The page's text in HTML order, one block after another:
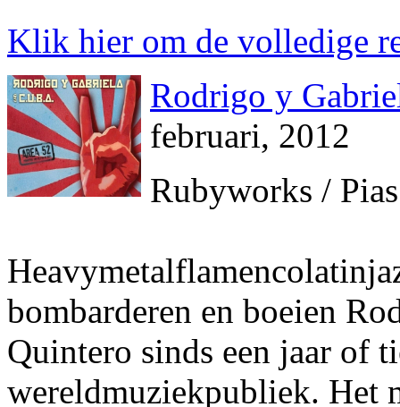
Klik hier om de volledige
Rodrigo y
februari, 2012
Rubyworks / Pias
bombarderen en boeien
Quintero sinds een jaar of
wereldmuziekpubliek. Het